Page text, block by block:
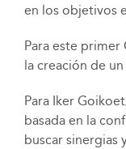
en los objetivos
Para este
la creación de
Para Iker
basada en la
buscar